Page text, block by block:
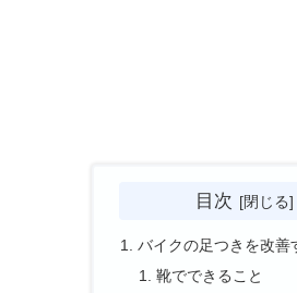
目次
バイクの足つきを改善
靴でできること